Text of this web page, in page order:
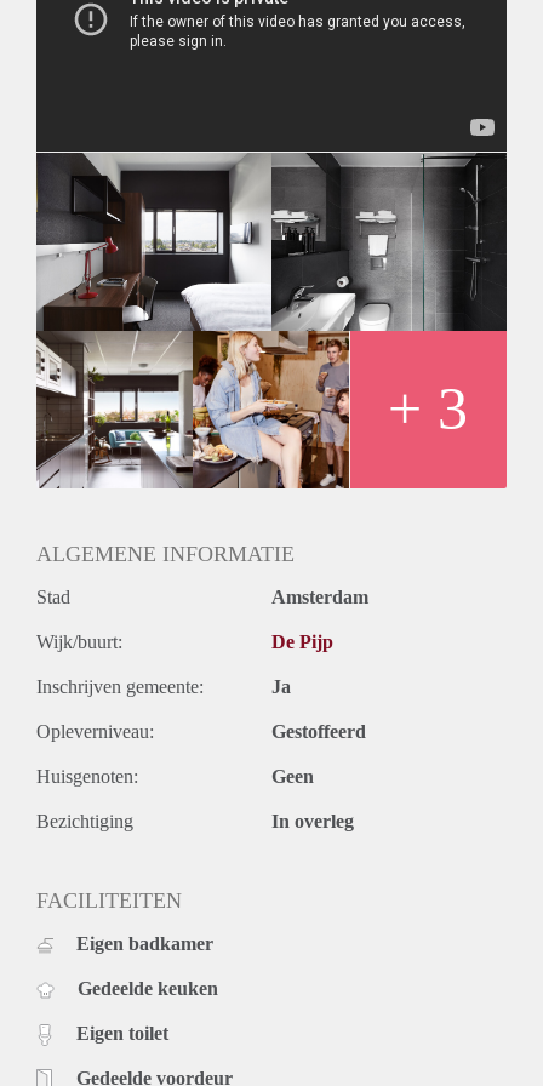
gym, laundry facilities, a restaurant/bar with great events and
a super cool group of students from all over the world. The
We’re located in the dynamic neighborhood of Oost, walking
hotspots like Smoking Barrels, Bar Bukowski and Eastside
and only an 8-minute walk from the Pijp. Feel free to visit us
or send us a message for more info! :)
+ 3
ALGEMENE INFORMATIE
Stad Amsterdam
Wijk/buurt: De Pijp
Inschrijven gemeente: Ja
Opleverniveau: Gestoffeerd
Huisgenoten: Geen
Bezichtiging In overleg
FACILITEITEN
Eigen badkamer
Gedeelde keuken
Eigen toilet
Gedeelde voordeur